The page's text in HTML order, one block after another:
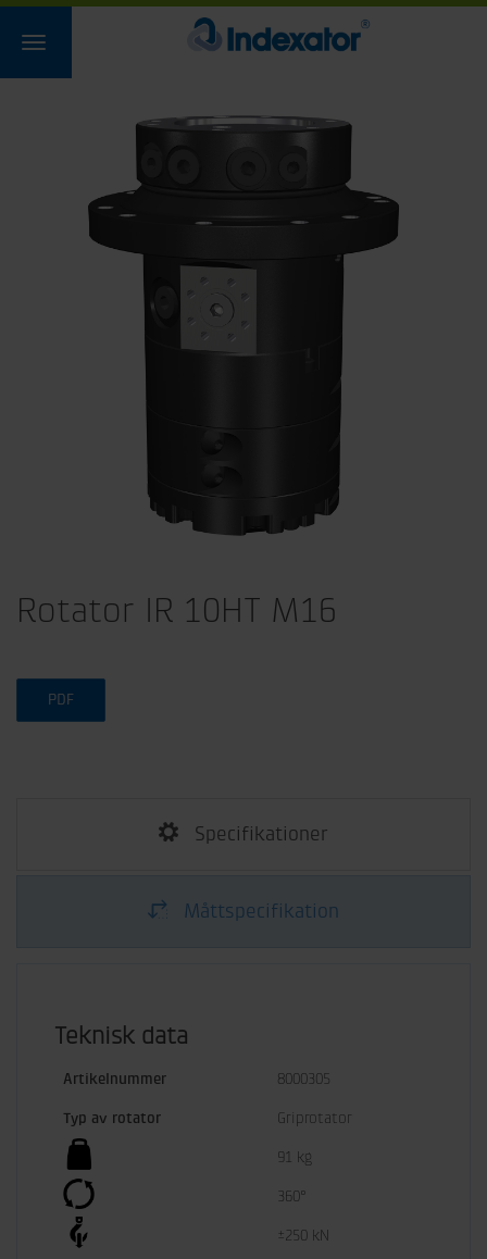
Rotator IR 10HT M16
PDF
Specifikationer
Måttspecifikation
Teknisk data
Artikelnummer 8000305
Typ av rotator Griprotator
91 kg
360°
±250 kN